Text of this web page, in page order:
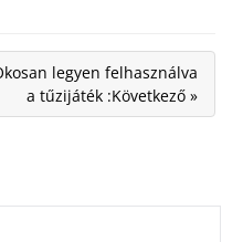
legyen felhasználva
a tűzijáték :Következő »